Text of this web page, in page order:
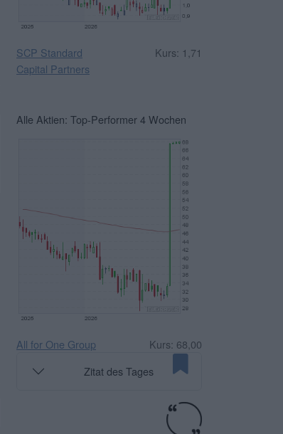
SCP Standard
Capital Partners
Kurs: 1,71
Alle Aktien: Top-Performer 4 Wochen
All for One Group
Kurs: 68,00
Zitat des Tages